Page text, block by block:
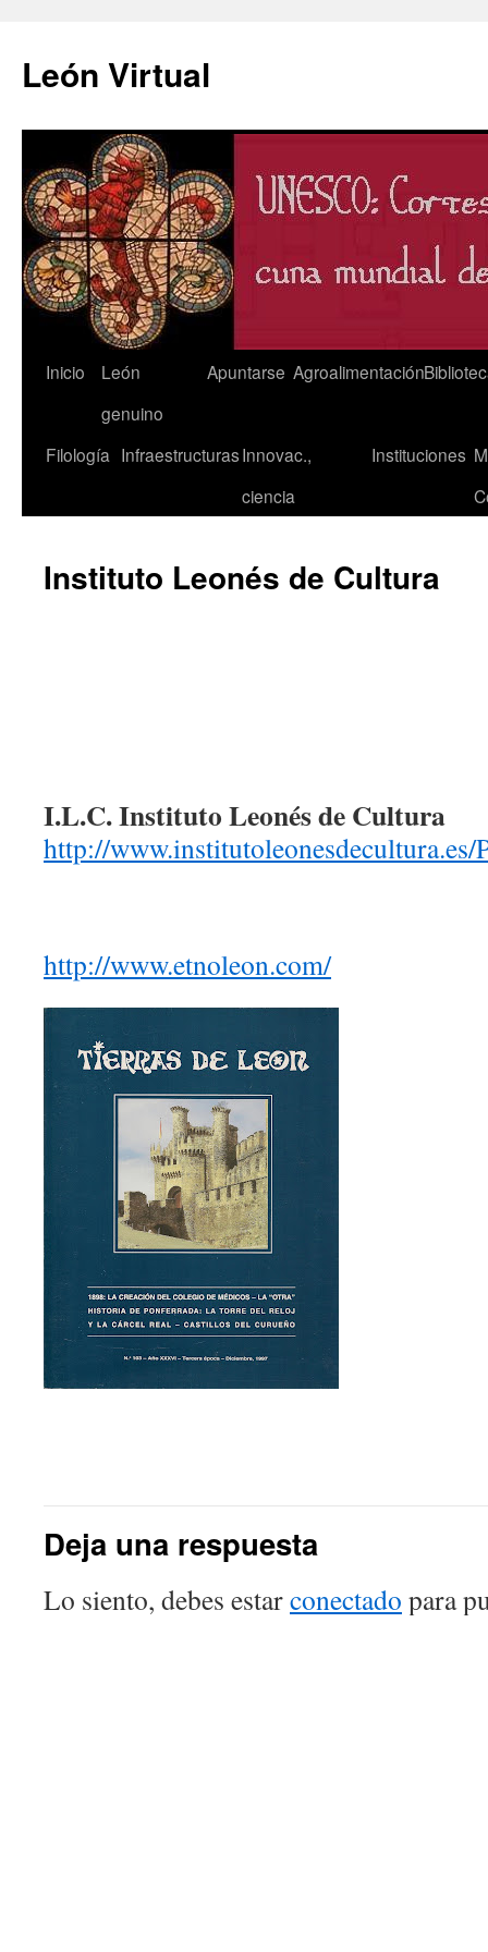
León Virtual
Saltar
contenido
Inicio
León
genuino
Apuntarse Agroalimentación
Filología InfraestructurasInnovac.,
ciencia
Instituciones
Instituto Leonés de Cultura
I.L.C. Instituto Leonés de Cultura
http://www.institutoleonesdecultura.es/
http://www.etnoleon.com/
Deja una respuesta
Lo siento, debes estarconectado para